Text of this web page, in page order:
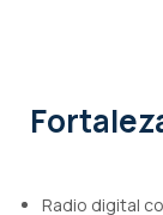
Radio digital